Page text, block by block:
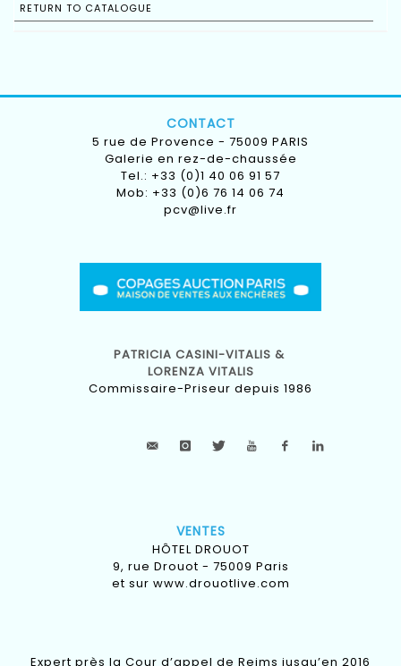
RETURN TO CATALOGUE
CONTACT
5 rue de Provence - 75009 PARIS
Galerie en rez-de-chaussée
Tel.: +33 (0)1 40 06 91 57
Mob: +33 (0)6 76 14 06 74
pcv@live.fr
PATRICIA CASINI-VITALIS &
LORENZA VITALIS
Commissaire-Priseur depuis 1986
VENTES
HÔTEL DROUOT
9, rue Drouot - 75009 Paris
et sur www.drouotlive.com
Expert près la Cour d’appel de Reims jusqu’en 2016